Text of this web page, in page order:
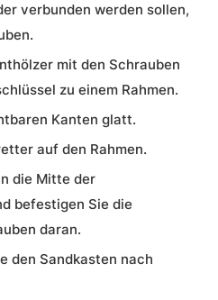
verbunden werden sollen,
mit den Schrauben
zu einem Rahmen.
Kanten glatt.
auf den Rahmen.
die Mitte der
befestigen Sie die
daran.
den Sandkasten nach